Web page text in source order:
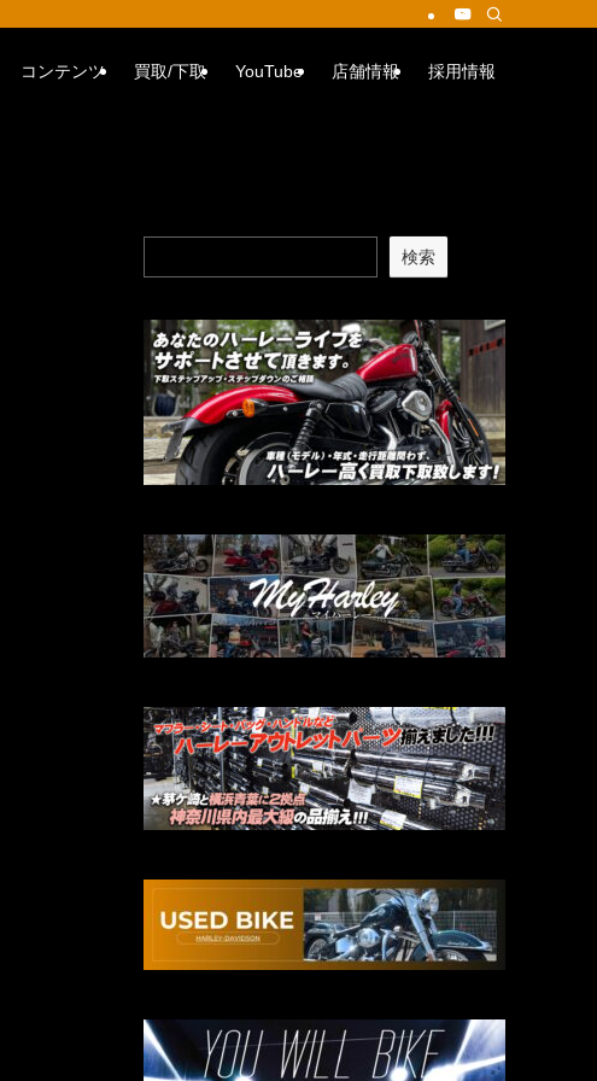
コンテンツ 買取/下取 YouTube 店舗情報 採用情報
検索